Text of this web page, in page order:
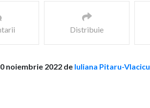
Distribuie
noiembrie 2022 de Iuliana Pitaru-Vlacicu